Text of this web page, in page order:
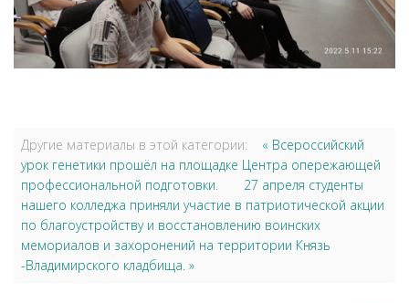
Другие материалы в этой категории:
« Всероссийский
урок генетики прошёл на площадке Центра опережающей
профессиональной подготовки.
27 апреля студенты
нашего колледжа приняли участие в патриотической акции
по благоустройству и восстановлению воинских
мемориалов и захоронений на территории Князь
-Владимирского кладбища. »